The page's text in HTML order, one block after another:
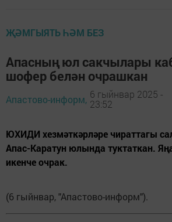
ҖӘМГЫЯТЬ ҺӘМ БЕЗ
Апасның юл сакчылары
шофер белән очрашкан
Апастово-информ, 6 гыйнвар 2025 -
23:52
ЮХИДИ хезмәткәрләре чираттагы
Апас-Каратун юлында туктаткан.
икенче очрак.
(6 гыйнвар, "Апастово-информ").